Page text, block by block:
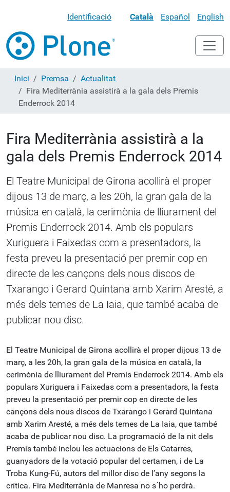
Identificació Català Español English
Inici Premsa
Actualitat
Fira Mediterrània assistirà a la gala dels Premis
Enderrock 2014
Fira Mediterrània assistirà a la
gala dels Premis Enderrock 2014
El Teatre Municipal de Girona acollirà el proper
dijous 13 de març, a les 20h, la gran gala de la
música en català, la cerimònia de lliurament del
Premis Enderrock 2014. Amb els populars
Xuriguera i Faixedas com a presentadors, la
festa preveu la presentació per premir cop en
directe de les cançons dels nous discos de
Txarango i Gerard Quintana amb Xarim Aresté, a
més dels temes de La Iaia, que també acaba de
publicar nou disc.
El Teatre Municipal de Girona acollirà el proper dijous 13 de
març, a les 20h, la gran gala de la música en català, la
cerimònia de lliurament del Premis Enderrock 2014. Amb els
populars Xuriguera i Faixedas com a presentadors, la festa
preveu la presentació per premir cop en directe de les
cançons dels nous discos de Txarango i Gerard Quintana
amb Xarim Aresté, a més dels temes de La Iaia, que també
acaba de publicar nou disc. La programació de la nit dels
Premis també inclou les actuacions de Els Catarres,
guanyadors de la votació popular del certamen, i de La
Troba Kung-Fú, autors del millor disc de l’any segons la
crítica. Fira Mediterrània de Manresa no s´ho perdrà.